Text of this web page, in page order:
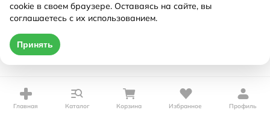
Цена действительна только при оформлении онлайн
Главная Каталог Корзина Избранное Профиль
cookie в своем браузере. Оставаясь на сайте, вы
соглашаетесь с их использованием.
Принять